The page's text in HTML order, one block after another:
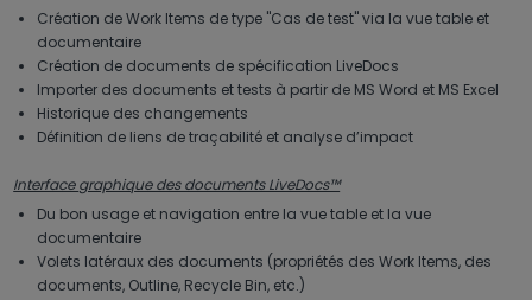
Création de Work Items de type "Cas de test" via la vue table et
documentaire
Création de documents de spécification LiveDocs
Importer des documents et tests à partir de MS Word et MS Excel
Historique des changements
Définition de liens de traçabilité et analyse d’impact
Interface graphique des documents LiveDocs™
Du bon usage et navigation entre la vue table et la vue
documentaire
Volets latéraux des documents (propriétés des Work Items, des
documents, Outline, Recycle Bin, etc.)